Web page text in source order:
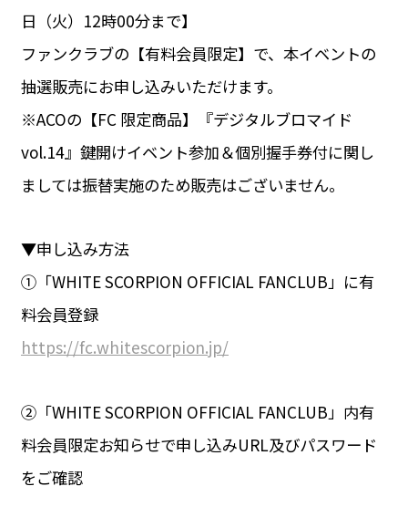
日（火）12時00分まで】
ファンクラブの【有料会員限定】で、本イベントの
抽選販売にお申し込みいただけます。
※ACOの【FC 限定商品】『デジタルブロマイド
vol.14』鍵開けイベント参加＆個別握手券付に関し
ましては振替実施のため販売はございません。
▼申し込み方法
①「WHITE SCORPION OFFICIAL FANCLUB」に有
料会員登録
https://fc.whitescorpion.jp/
②「WHITE SCORPION OFFICIAL FANCLUB」内有
料会員限定お知らせで申し込みURL及びパスワード
をご確認